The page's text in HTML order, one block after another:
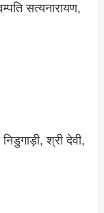
सत्‍यनारायण,
श्री देवी,